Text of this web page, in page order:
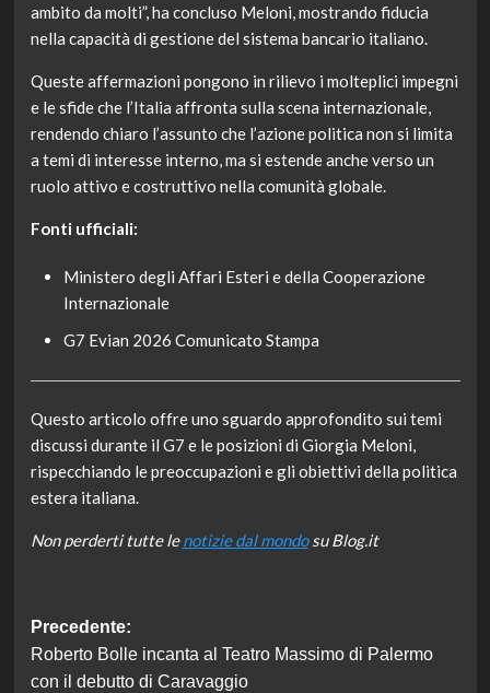
ambito da molti”, ha concluso Meloni, mostrando fiducia
nella capacità di gestione del sistema bancario italiano.
Queste affermazioni pongono in rilievo i molteplici impegni
e le sfide che l’Italia affronta sulla scena internazionale,
rendendo chiaro l’assunto che l’azione politica non si limita
a temi di interesse interno, ma si estende anche verso un
ruolo attivo e costruttivo nella comunità globale.
Fonti ufficiali:
Ministero degli Affari Esteri e della Cooperazione
Internazionale
G7 Evian 2026 Comunicato Stampa
Questo articolo offre uno sguardo approfondito sui temi
discussi durante il G7 e le posizioni di Giorgia Meloni,
rispecchiando le preoccupazioni e gli obiettivi della politica
estera italiana.
Non perderti tutte lenotizie dal mondosu Blog.it
Navigazione
articolo
Precedente:
Roberto Bolle incanta al Teatro Massimo di Palermo
con il debutto di Caravaggio